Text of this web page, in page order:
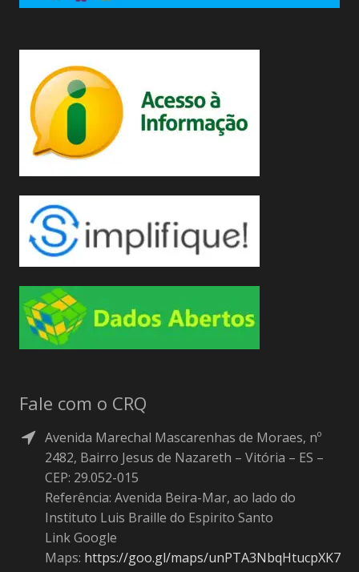
Fale com o CRQ
Avenida Marechal Mascarenhas de Moraes, nº
2482, Bairro Jesus de Nazareth – Vitória – ES –
CEP: 29.052-015
Referência: Avenida Beira-Mar, ao lado do
Instituto Luis Braille do Espirito Santo
Link Google
Maps: https://goo.gl/maps/unPTA3NbqHtucpXK7